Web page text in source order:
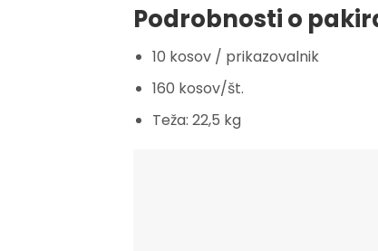
Podrobnosti o
10 kosov / prikazovalnik
160 kosov/št.
Teža: 22,5 kg